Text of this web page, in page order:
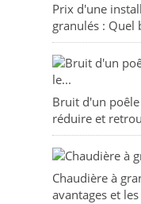
Prix d'une
granulés : Quel
Bruit d'un
réduire et
Chaudière à
avantages et